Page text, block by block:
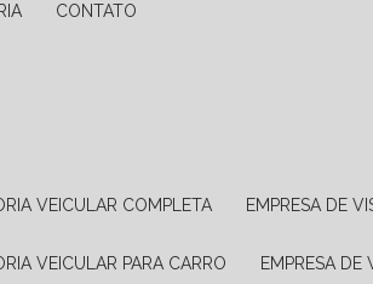
CONTATO
VEICULAR COMPLETA EMPRESA DE
VEICULAR PARA CARRO EMPRESA